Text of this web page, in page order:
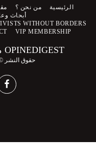
OPINEDIGEST مجلة الرأي الآخر الالكترونية
حقوق النشر © 2026 جميع الحقوق محفوظة
الرئيسية من نحن ؟
أبحاث
WITHOUT BORDERS
VIP MEMBERSHIP